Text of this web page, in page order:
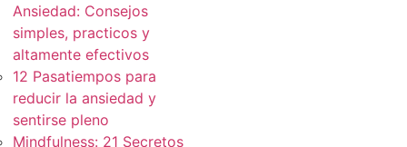
Ansiedad: Consejos
simples, practicos y
altamente efectivos
12 Pasatiempos para
reducir la ansiedad y
sentirse pleno
Mindfulness: 21 Secretos